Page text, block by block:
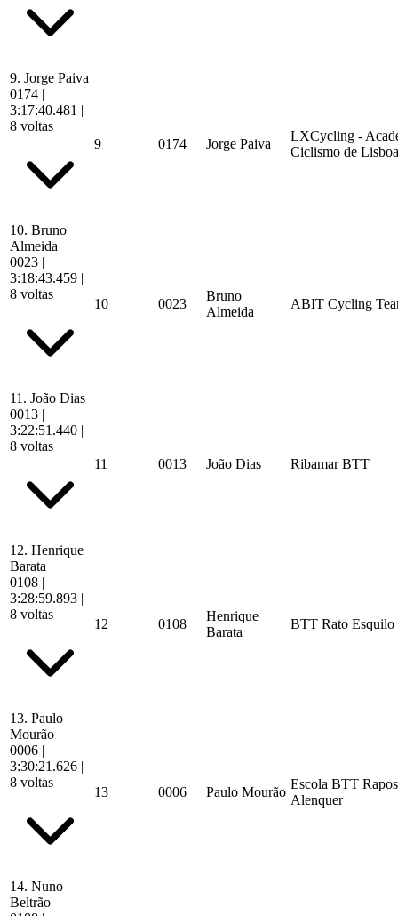
9. Jorge Paiva
0174 |
3:17:40.481 |
8 voltas
9
0174 Jorge Paiva
LXCycling -
Ciclismo de Lisboa
10. Bruno
Almeida
0023 |
3:18:43.459 |
8 voltas
10 0023
Bruno
Almeida
ABIT Cycling
11. João Dias
0013 |
3:22:51.440 |
8 voltas
11
0013 João Dias Ribamar BTT
12. Henrique
Barata
0108 |
3:28:59.893 |
8 voltas
12 0108
Henrique
Barata
BTT Rato Esquilo
13. Paulo
Mourão
0006 |
3:30:21.626 |
8 voltas
13 0006 Paulo Mourão
Escola BTT
Alenquer
14. Nuno
Beltrão